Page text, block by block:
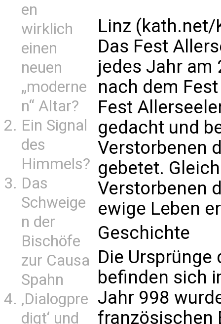
en
wirklich
einen
neuen
„moderne
n“ Altar?
Ein Signal
des
Himmels?
Das
Schweige
n der
Bischöfe
zur Causa
Spahn
‚Dialogpre
digt‘ und
Linz (kath.net/
Das Fest
jedes Jahr am
nach dem
Fest
gedacht und
Verstorbenen
gebetet.
Verstorbenen
ewige Leben
Geschichte
Die Ursprünge
befinden sich
Jahr 998
französischen